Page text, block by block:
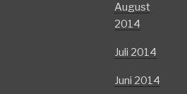
August
2014
Juli 2014
Juni 2014